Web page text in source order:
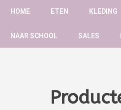
HOME ETEN KLEDING
NAAR SCHOOL SALES